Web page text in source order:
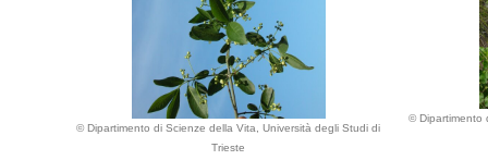
© Dipartimento di Scienze della Vita, Università degli Studi di
Trieste
© Dipartimento